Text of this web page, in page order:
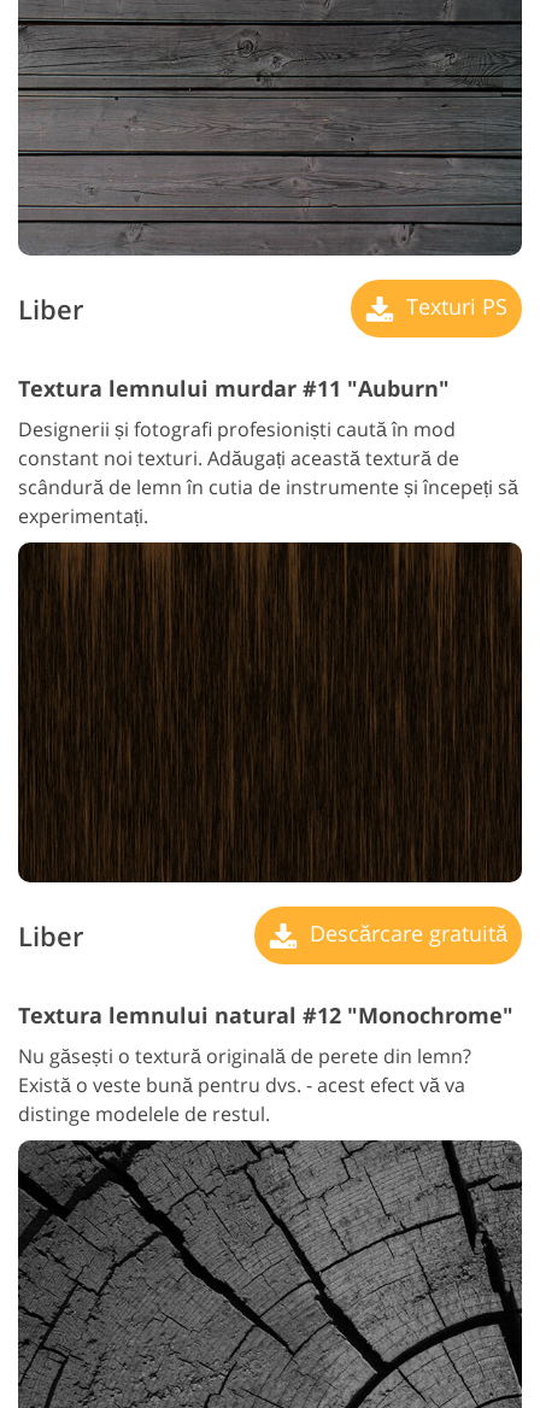
Liber Texturi PS
Textura lemnului murdar #11 "Auburn"
Designerii și fotografi profesioniști caută în mod
constant noi texturi. Adăugați această textură de
scândură de lemn în cutia de instrumente și începeți să
experimentați.
Liber Descărcare gratuită
Textura lemnului natural #12 "Monochrome"
Nu găsești o textură originală de perete din lemn?
Există o veste bună pentru dvs. - acest efect vă va
distinge modelele de restul.